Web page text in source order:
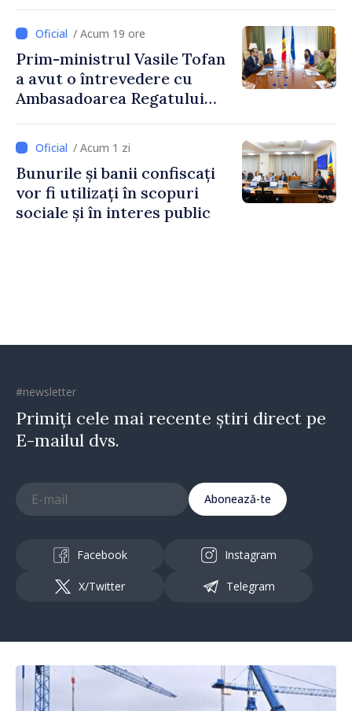
2027
/ Acum 19 ore
Prim-ministrul Vasile Tofan
a avut o întrevedere cu
Ambasadoarea Regatului
Irlandei de Nord, Fern
Horine / Acum 1 zi
Bunurile și banii confiscați
vor fi utilizați în scopuri
sociale și în interes public
#newsletter
Primiți cele mai recente știri direct pe
E-mailul dvs.
Abonează-te
Facebook Instagram
X/Twitter Telegram